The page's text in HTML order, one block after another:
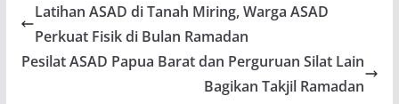
Latihan ASAD di Tanah Miring, Warga ASAD
Perkuat Fisik di Bulan Ramadan
Pesilat ASAD Papua Barat dan Perguruan Silat Lain
Bagikan Takjil Ramadan